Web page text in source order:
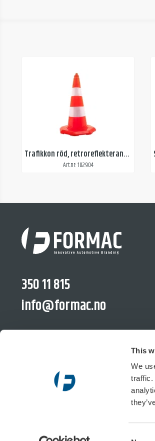
This
We
traffic.
Trafikkon röd, retroreflekterande reflex
Art.nr: 102904
350 11 815
info@formac.no
linkedin.com/company/formac-no